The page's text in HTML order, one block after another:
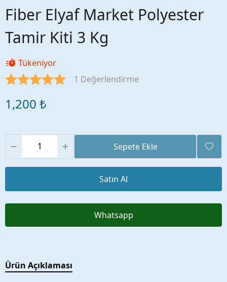
Fiber Elyaf Market Polyester
Tamir Kiti 3 Kg
Tükeniyor
1 Değerlendirme
1,200 ₺
Sepete Ekle
Satın Al
Whatsapp
Ürün Açıklaması